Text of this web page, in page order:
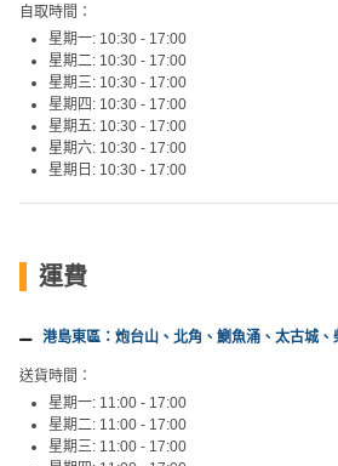
自取時間：
星期一: 10:30 - 17:00
星期二: 10:30 - 17:00
星期三: 10:30 - 17:00
星期四: 10:30 - 17:00
星期五: 10:30 - 17:00
星期六: 10:30 - 17:00
星期日: 10:30 - 17:00
運費
港島東區：炮台山、北角、鰂魚涌、太古城、
送貨時間：
星期一: 11:00 - 17:00
星期二: 11:00 - 17:00
星期三: 11:00 - 17:00